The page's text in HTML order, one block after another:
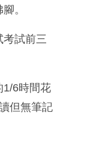
。
試前三
6時間花
但無筆記